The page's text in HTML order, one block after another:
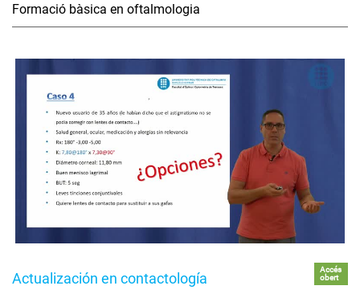
Formació bàsica en oftalmologia
Actualización en contactología
Accés
obert